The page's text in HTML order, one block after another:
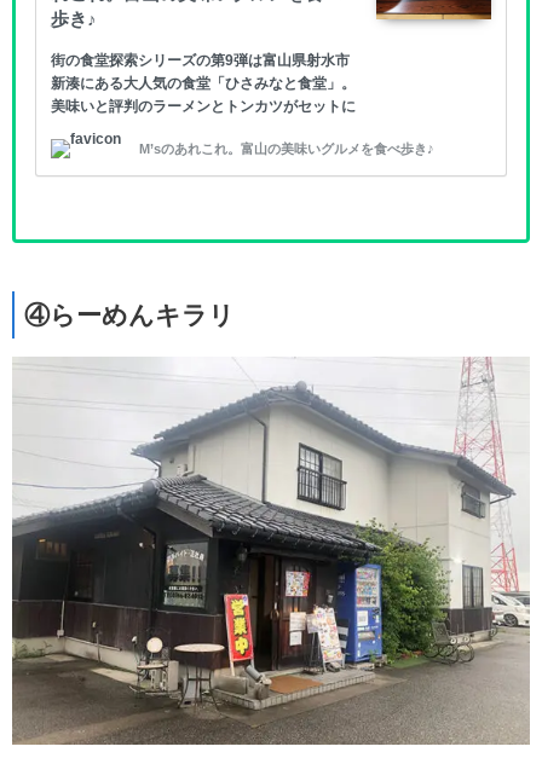
歩き♪
街の食堂探索シリーズの第9弾は富山県射水市
新湊にある大人気の食堂「ひさみなと食堂」。
美味いと評判のラーメンとトンカツがセットに
た！ ひさみなと食堂 場所は国道415号線本町
交差点を南に曲がり万葉線踏
M’sのあれこれ。富山の美味いグルメを食べ歩き♪
④らーめんキラリ